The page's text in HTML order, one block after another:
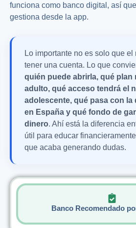
funciona como banco digital, así
gestiona desde la app.
Lo importante no es solo que el
tener una cuenta. Lo que
quién puede abrirla, qué plan
adulto, qué acceso tendrá el
adolescente, qué pasa con la
en España y qué fondo de
dinero. Ahí está la diferencia
útil para educar
que acaba generando dudas.
Banco Recomendado